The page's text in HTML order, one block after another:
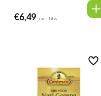
€6,49 incl. btw